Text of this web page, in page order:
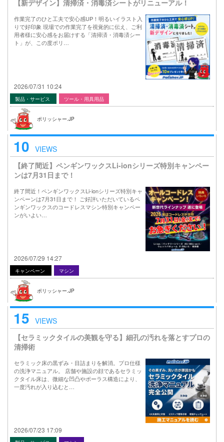
【新デザイン】清掃済・消毒済シートがリニューアル！
作業完了のひと工夫で安心感UP！明るいイラスト入
りで好印象 現場での作業完了を視覚的に伝え、ご利
用者様に安心感をお届けする「清掃済・消毒済シー
ト」が、この度ポリ…
2026/07/31 10:24
製品・サービス ツール・用具用品
ポリッシャー.JP
10 VIEWS
【終了間近】ペンギンワックスLi-ionシリーズ特別キャンペー
ンは7月31日まで！
終了間近！ペンギンワックスLi-ionシリーズ特別キャ
ンペーンは7月31日まで！ ご好評いただいているペ
ンギンワックスのコードレスマシン特別キャンペー
ンがいよい…
2026/07/29 14:27
キャンペーン マシン
ポリッシャー.JP
15 VIEWS
【セラミックタイルの美観を守る】細孔の汚れを落とすプロの
清掃術
セラミック床の黒ずみ・目詰まりを解消。プロ仕様
の洗浄マニュアル。 店舗や施設の顔であるセラミッ
クタイル床は、微細な凹凸やポーラス構造により、
一度汚れが入り込むと…
2026/07/23 17:09